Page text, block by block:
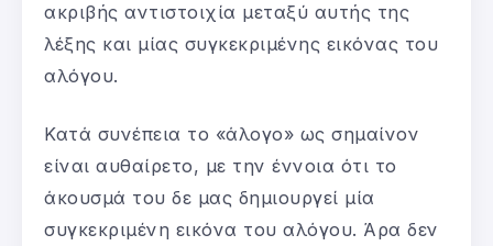
ακριβής αντιστοιχία μεταξύ αυτής της
λέξης και μίας συγκεκριμένης εικόνας του
αλόγου.
Κατά συνέπεια το «άλογο» ως σημαίνον
είναι αυθαίρετο, με την έννοια ότι το
άκουσμά του δε μας δημιουργεί μία
συγκεκριμένη εικόνα του αλόγου. Άρα δεν